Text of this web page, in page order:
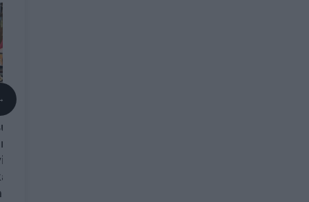
svarbius
alytiškė
ima
„Sakiau,
gyvenime